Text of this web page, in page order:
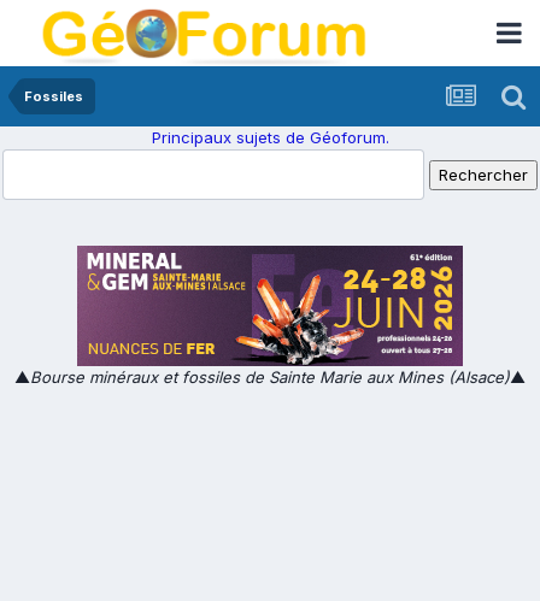
Fossiles
Principaux sujets de Géoforum.
▲Bourse minéraux et fossiles de Sainte Marie aux Mines (Alsace)▲